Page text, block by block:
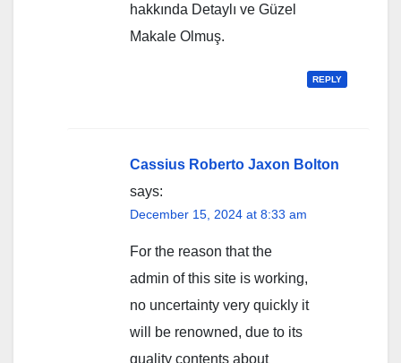
hakkında Detaylı ve Güzel
Makale Olmuş.
REPLY
Cassius Roberto Jaxon Bolton
says:
December 15, 2024 at 8:33 am
For the reason that the
admin of this site is working,
no uncertainty very quickly it
will be renowned, due to its
quality contents about